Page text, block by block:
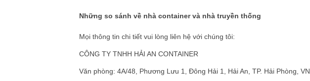
Những so sánh về nhà container và nhà truyền thống
Mọi thông tin chi tiết vui lòng liên hệ với chúng tôi:
CÔNG TY TNHH HẢI AN CONTAINER
Văn phòng: 4A/48, Phương Lưu 1, Đông Hải 1, Hải An, TP. Hải Phòng, VN